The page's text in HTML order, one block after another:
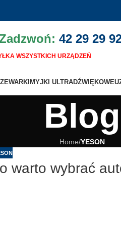
42 29 29
WSZYSTKICH URZĄDZEŃ
MYJKI ULTRADŹWIĘKOWE
Blog
Home/YESON
warto wybrać